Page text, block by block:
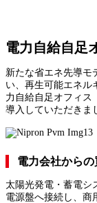
電力自給自足
新たな省エネ先導モ
い、再生可能エネル
力自給自足オフィス
導入していただきま
電力会社から
太陽光発電・蓄電シ
電源盤へ接続し、商